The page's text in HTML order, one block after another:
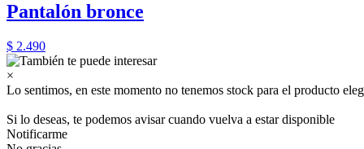
Pantalón bronce
$ 2.490
×
Lo sentimos, en este momento no tenemos stock para el producto
Si lo deseas, te podemos avisar cuando vuelva a estar disponible
Notificarme